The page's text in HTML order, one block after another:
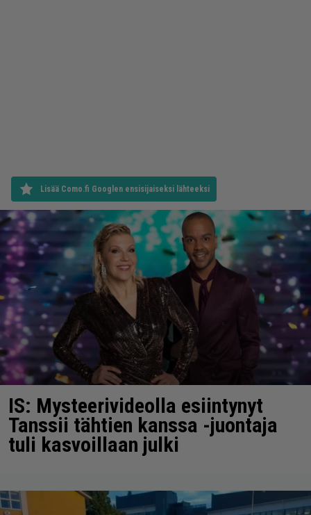
Lisää Como.fi Googlen ensisijaiseksi lähteeksi
IS: Mysteerivideolla esiintynyt
Tanssii tähtien kanssa -juontaja
tuli kasvoillaan julki